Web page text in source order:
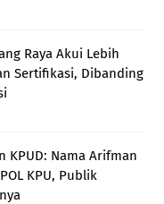
Raya Akui Lebih
Sertifikasi, Dibanding
KPUD: Nama Arifman
KPU, Publik